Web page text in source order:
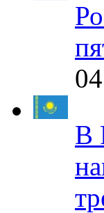
В